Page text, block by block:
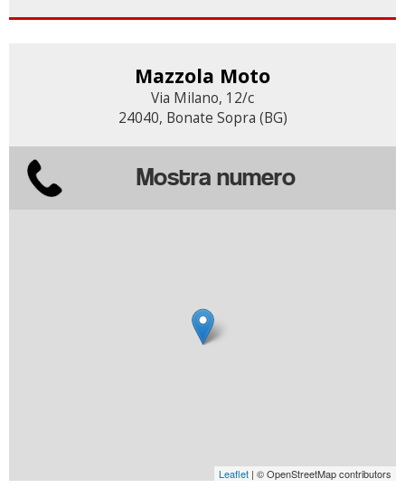
Mazzola Moto
Via Milano, 12/c
24040, Bonate Sopra (BG)
Mostra numero
Leaflet | © OpenStreetMap contributors